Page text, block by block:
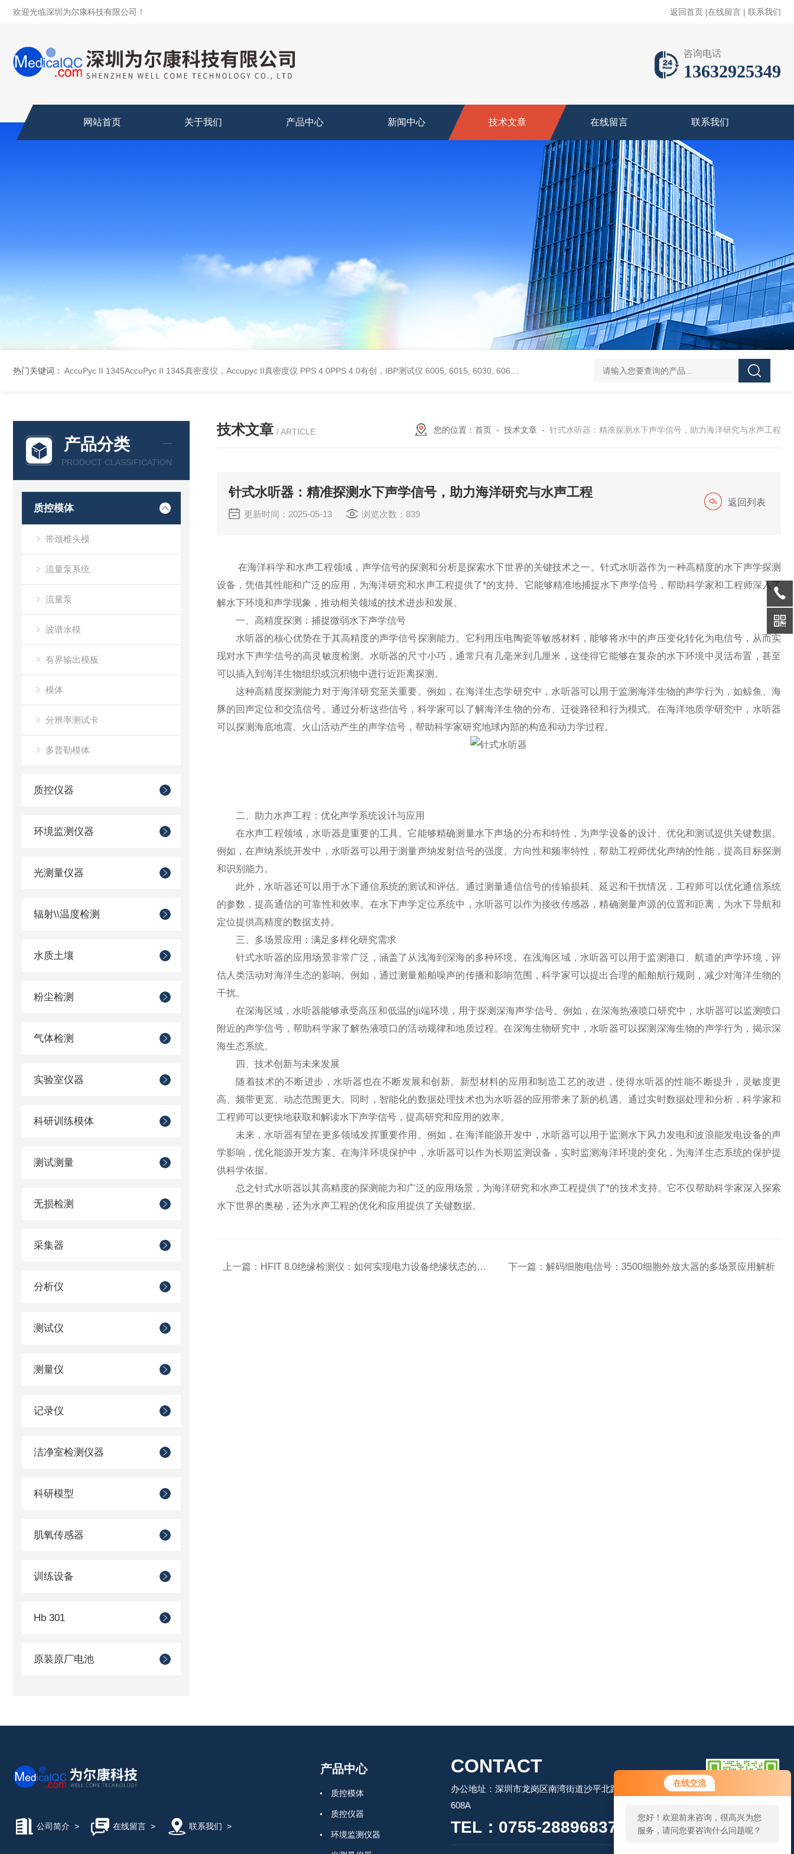
在线交流
您好！欢迎前来咨询，很高兴为您
服务，请问您要咨询什么问题呢？
欢迎光临深圳为尔康科技有限公司！ 返回首页 |在线留言 | 联系我们
咨询电话
13632925349
网站首页 关于我们 产品中心 新闻中心 技术文章 在线留言 联系我们
热门关键词： AccuPyc II 1345AccuPyc II 1345真密度仪，Accupyc II真密度仪 PPS 4.0PPS 4.0有创，IBP测试仪 6005, 6015, 6030, 6060, 6100, 6170Hans Rudolph非扩散气体收集袋,Hans Rudolph非扩散气囊
产品分类
PRODUCT CLASSIFICATION
质控模体
带颈椎头模
流量泵系统
流量泵
波谱水模
有界输出模板
模体
分辨率测试卡
多普勒模体
质控仪器
环境监测仪器
光测量仪器
辐射\\温度检测
水质土壤
粉尘检测
气体检测
实验室仪器
科研训练模体
测试测量
无损检测
采集器
分析仪
测试仪
测量仪
记录仪
洁净室检测仪器
科研模型
肌氧传感器
训练设备
Hb 301
原装原厂电池
技术文章 / ARTICLE 您的位置： 首页 - 技术文章 - 针式水听器：精准探测水下声学信号，助力海洋研究与水声工程
针式水听器：精准探测水下声学信号，助力海洋研究与水声工程
更新时间：2025-05-13 浏览次数：839
返回列表
在海洋科学和水声工程领域，声学信号的探测和分析是探索水下世界的关键技术之一。针式水听器作为一种高精度的水下声学探测
设备，凭借其性能和广泛的应用，为海洋研究和水声工程提供了*的支持。它能够精准地捕捉水下声学信号，帮助科学家和工程师深入了
解水下环境和声学现象，推动相关领域的技术进步和发展。
一、高精度探测：捕捉微弱水下声学信号
水听器的核心优势在于其高精度的声学信号探测能力。它利用压电陶瓷等敏感材料，能够将水中的声压变化转化为电信号，从而实
现对水下声学信号的高灵敏度检测。水听器的尺寸小巧，通常只有几毫米到几厘米，这使得它能够在复杂的水下环境中灵活布置，甚至
可以插入到海洋生物组织或沉积物中进行近距离探测。
这种高精度探测能力对于海洋研究至关重要。例如，在海洋生态学研究中，水听器可以用于监测海洋生物的声学行为，如鲸鱼、海
豚的回声定位和交流信号。通过分析这些信号，科学家可以了解海洋生物的分布、迁徙路径和行为模式。在海洋地质学研究中，水听器
可以探测海底地震、火山活动产生的声学信号，帮助科学家研究地球内部的构造和动力学过程。
二、助力水声工程：优化声学系统设计与应用
在水声工程领域，水听器是重要的工具。它能够精确测量水下声场的分布和特性，为声学设备的设计、优化和测试提供关键数据。
例如，在声纳系统开发中，水听器可以用于测量声纳发射信号的强度、方向性和频率特性，帮助工程师优化声纳的性能，提高目标探测
和识别能力。
此外，水听器还可以用于水下通信系统的测试和评估。通过测量通信信号的传输损耗、延迟和干扰情况，工程师可以优化通信系统
的参数，提高通信的可靠性和效率。在水下声学定位系统中，水听器可以作为接收传感器，精确测量声源的位置和距离，为水下导航和
定位提供高精度的数据支持。
三、多场景应用：满足多样化研究需求
针式水听器的应用场景非常广泛，涵盖了从浅海到深海的多种环境。在浅海区域，水听器可以用于监测港口、航道的声学环境，评
估人类活动对海洋生态的影响。例如，通过测量船舶噪声的传播和影响范围，科学家可以提出合理的船舶航行规则，减少对海洋生物的
干扰。
在深海区域，水听器能够承受高压和低温的ji端环境，用于探测深海声学信号。例如，在深海热液喷口研究中，水听器可以监测喷口
附近的声学信号，帮助科学家了解热液喷口的活动规律和地质过程。在深海生物研究中，水听器可以探测深海生物的声学行为，揭示深
海生态系统。
四、技术创新与未来发展
随着技术的不断进步，水听器也在不断发展和创新。新型材料的应用和制造工艺的改进，使得水听器的性能不断提升，灵敏度更
高、频带更宽、动态范围更大。同时，智能化的数据处理技术也为水听器的应用带来了新的机遇。通过实时数据处理和分析，科学家和
工程师可以更快地获取和解读水下声学信号，提高研究和应用的效率。
未来，水听器有望在更多领域发挥重要作用。例如，在海洋能源开发中，水听器可以用于监测水下风力发电和波浪能发电设备的声
学影响，优化能源开发方案。在海洋环境保护中，水听器可以作为长期监测设备，实时监测海洋环境的变化，为海洋生态系统的保护提
供科学依据。
总之针式水听器以其高精度的探测能力和广泛的应用场景，为海洋研究和水声工程提供了*的技术支持。它不仅帮助科学家深入探索
水下世界的奥秘，还为水声工程的优化和应用提供了关键数据。
上一篇： HFIT 8.0绝缘检测仪：如何实现电力设备绝缘状态的高效监测 下一篇： 解码细胞电信号：3500细胞外放大器的多场景应用解析
公司简介 > 在线留言> 联系我们 >
产品中心
质控模体
质控仪器
环境监测仪器
CONTACT
办公地址：深圳市龙岗区南湾街道沙平北路111号吉茂大厦
608A
TEL：0755-28896837